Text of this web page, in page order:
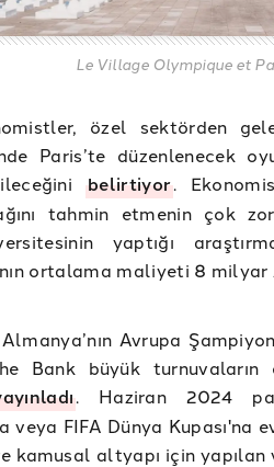
Le Village Olympique et
özel sektörden
Paris’te düzenlenecek
belirtiyor.
tahmin etmenin çok
yaptığı
ortalama maliyeti 8
Avrupa
Bank büyük
. Haziran 2024
FIFA Dünya Kupası'na
kamusal altyapı için